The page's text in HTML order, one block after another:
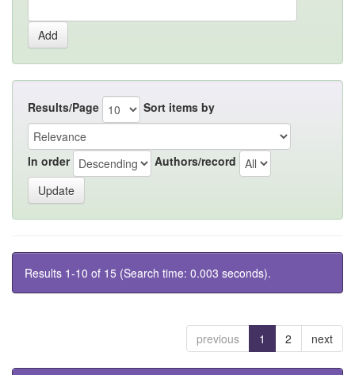
Results/Page Sort items by
In order Authors/record
Results 1-10 of 15 (Search time: 0.003 seconds).
previous 1 2 next